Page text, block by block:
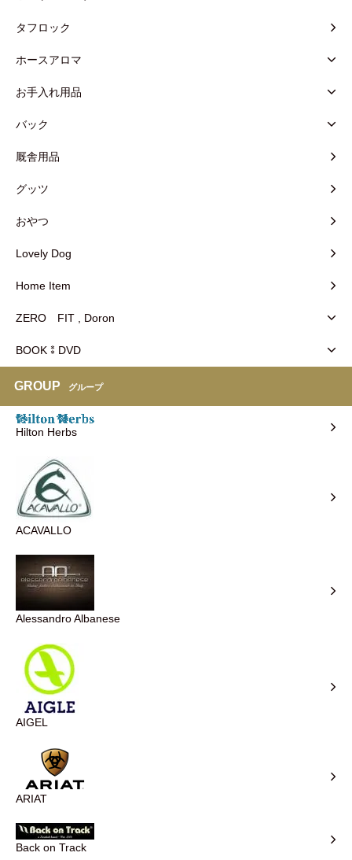
タフロック
ホースアロマ
お手入れ用品
バック
厩舎用品
グッツ
おやつ
Lovely Dog
Home Item
ZERO FIT , Doron
BOOK⁑DVD
GROUP グループ
Hilton Herbs
ACAVALLO
Alessandro Albanese
AIGEL
ARIAT
Back on Track